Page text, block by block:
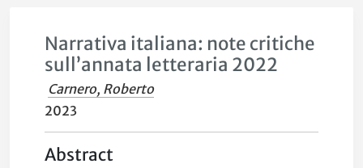
Narrativa italiana: note critiche
sull’annata letteraria 2022
Carnero, Roberto
2023
Abstract